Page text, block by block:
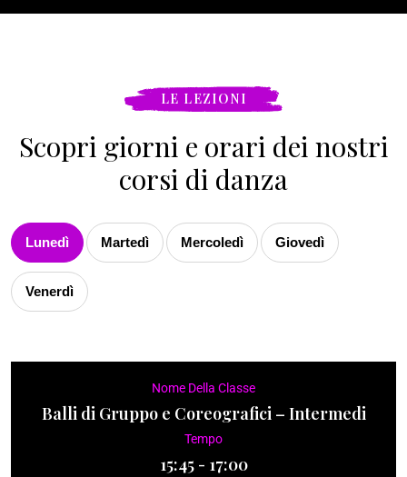
LE LEZIONI
Scopri giorni e orari dei nostri
corsi di danza
Lunedì Martedì Mercoledì Giovedì
Venerdì
Nome Della Classe
Balli di Gruppo e Coreografici – Intermedi
Tempo
15:45 - 17:00